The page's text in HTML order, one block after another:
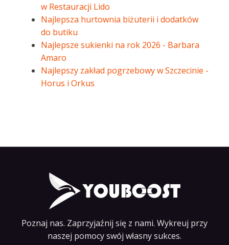
w Restauracji Lido
Najlepsza hurtownia biżuterii i dodatków
do butiku
Najlepsze sukienki na rok 2026 - Barbara
Amaro
Najlepszy zakład pogrzebowy w Szczecinie -
Horus i Orkus
Poznaj nas. Zaprzyjaźnij się z nami. Wykreuj przy
naszej pomocy swój własny sukces.